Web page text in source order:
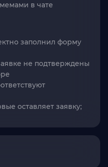
в чате
заполнил форму
не подтверждены
оставляет заявку;